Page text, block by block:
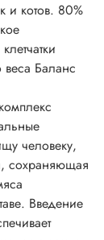
и котов. 80%
веса Баланс
человеку,
сохраняющая
Введение